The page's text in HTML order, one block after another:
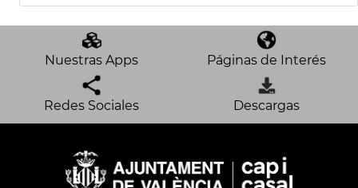
Nuestras Apps Páginas de Interés
Redes Sociales Descargas